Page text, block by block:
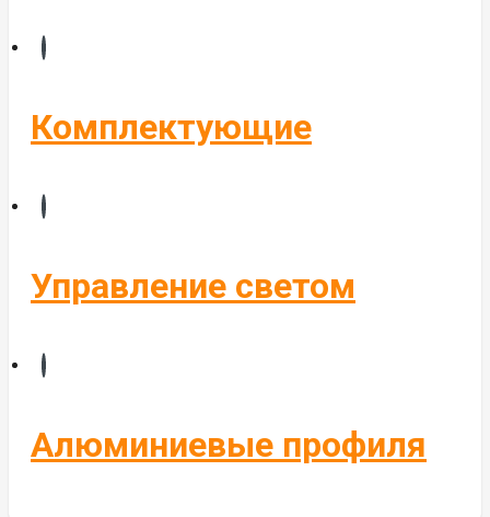
Комплектующие
Управление светом
Алюминиевые профиля